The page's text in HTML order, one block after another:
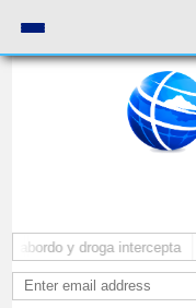
y droga intercepta